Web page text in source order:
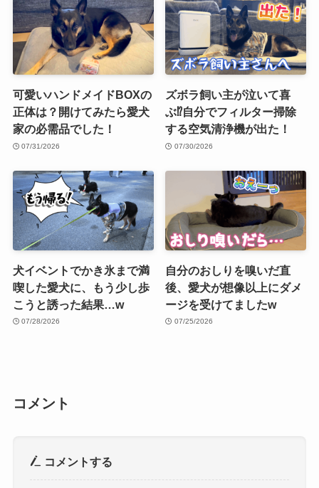
可愛いハンドメイドBOXの
正体は？開けてみたら愛犬
家の必需品でした！
07/31/2026
ズボラ飼い主が泣いて喜
ぶ⁉︎自分でフィルター掃除
する空気清浄機が出た！
07/30/2026
犬イベントでかき氷まで満
喫した愛犬に、もう少し歩
こうと誘った結果…w
07/28/2026
自分のおしりを嗅いだ直
後、愛犬が想像以上にダメ
ージを受けてましたw
07/25/2026
コメント
コメントする